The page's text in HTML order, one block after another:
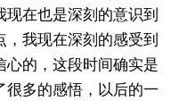
在也是深刻的意识到
我现在深刻的感受到
心的，这段时间确实是
很多的感悟，以后的一